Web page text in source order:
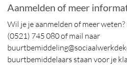
Aanmelden of meer
Wil je je aanmelden of meer
(0521) 745 080 of mail naar
buurtbemiddelaars staan voor je